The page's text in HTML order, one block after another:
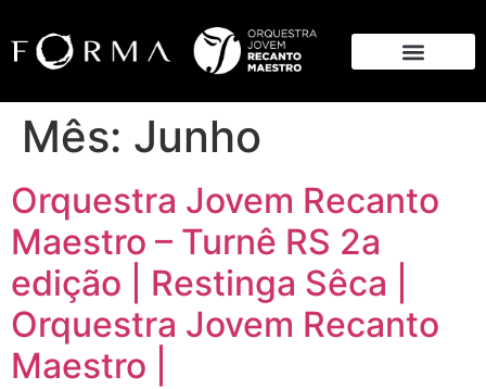
Mês: Junho
Orquestra Jovem Recanto
Maestro – Turnê RS 2a
edição | Restinga Sêca |
Orquestra Jovem Recanto
Maestro |